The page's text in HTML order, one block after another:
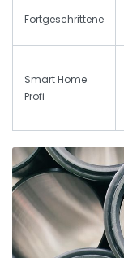
Fortgeschrittene
Smart Home
Profi